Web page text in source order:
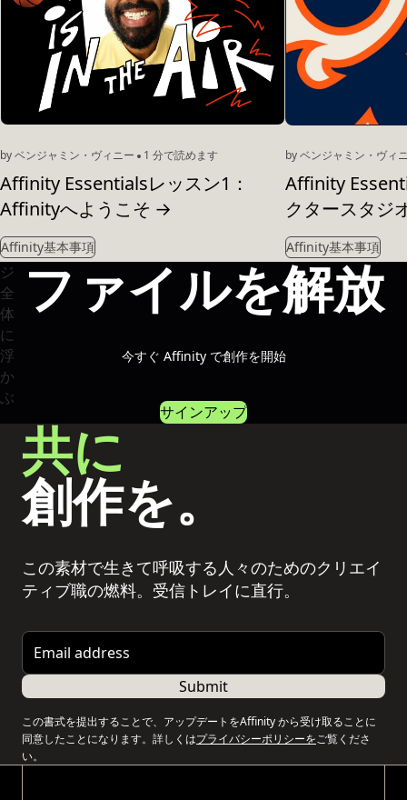
by ベンジャミン・ヴィニー 1 分で読めます
Affinity Essentialsレッスン1：
Affinityへようこそ →
Affinity基本事項
by ベンジャミン・ヴィ
Affinity
クタースタジ
Affinity基本事項
ファイルを解放
今すぐ Affinity で創作を開始
サインアップ
共に
創作を。
この素材で生きて呼吸する人々のためのクリエイ
ティブ職の燃料。受信トレイに直行。
Email address
Submit
この書式を提出することで、アップデートをAffinity から受け取ることに
同意したことになります。詳しくはプライバシーポリシーをご覧くださ
い。